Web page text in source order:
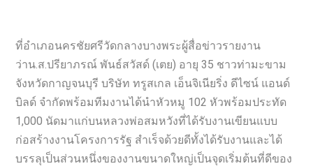
ที่อำเภอนครชัยศรีวัดกลางบางพระผู้สื่อข่าวรายงาน
ว่าน.ส.ปรียาภรณ์ พันธ์สวัสด์ (เตย) อายุ 35 ชาวท่ามะขาม
จังหวัดกาญจนบุรี บริษัท ทรูสเกล เอ็นจิเนียริ่ง ดีไซน์ แอนด์
บิลด์ จำกัดพร้อมทีมงานได้นำหัวหมู 102 หัวพร้อมประทัด
1,000 นัดมาแก่บนหลวงพ่อสมหวังที่ได้รับงานเขียนแบบ
ก่อสร้างงานโครงการรัฐ สำเร็จด้วยดีทั้งได้รับงานและได้
บรรลุเป็นส่วนหนึ่งของงานขนาดใหญ่เป็นจุดเริ่มต้นที่ดีของ